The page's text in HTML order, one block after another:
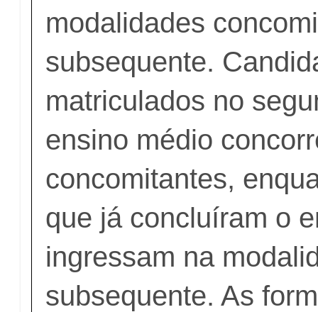
modalidades
subsequente.
matriculados no
ensino médio
concomitantes,
que já concluíram o
ingressam na
subsequente. As